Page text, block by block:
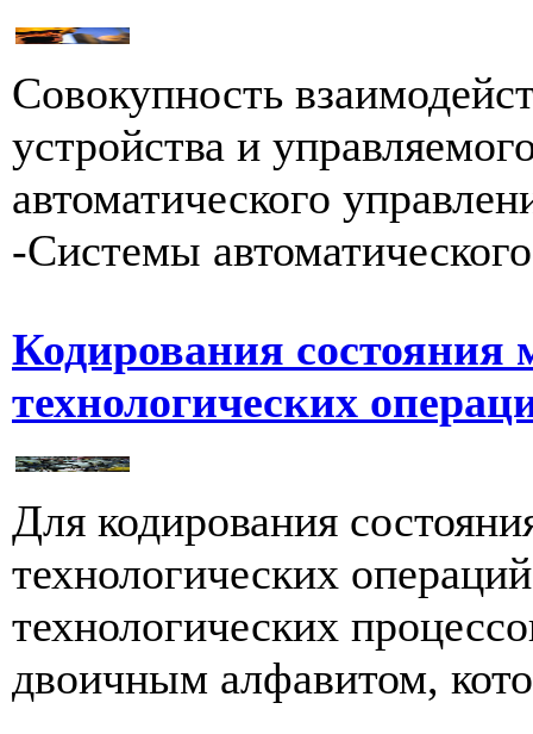
Совокупность
устройства и
автоматического
-Системы
Кодирования состояния
технологических
Для кодирования
технологических
технологических
двоичным алфавитом,